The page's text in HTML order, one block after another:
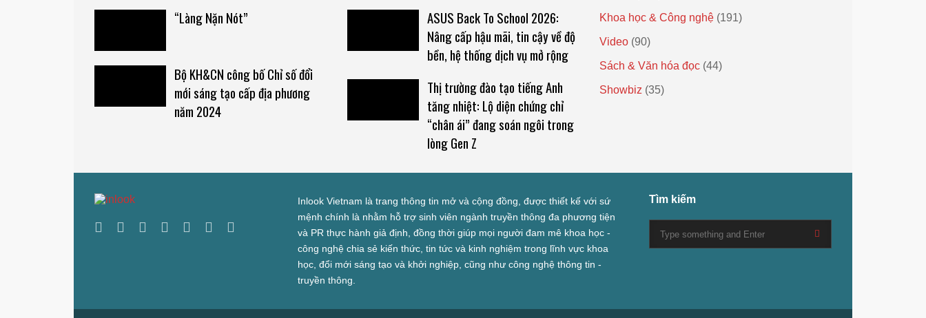
“Làng Nặn Nót”
Bộ KH&CN công bố Chỉ số đổi
mới sáng tạo cấp địa phương
năm 2024
ASUS Back To School 2026:
Nâng cấp hậu mãi, tin cậy về độ
bền, hệ thống dịch vụ mở rộng
Thị trường đào tạo tiếng Anh
tăng nhiệt: Lộ diện chứng chỉ
“chân ái” đang soán ngôi trong
lòng Gen Z
Khoa học & Công nghệ (191)
Video (90)
Sách & Văn hóa đọc (44)
Showbiz (35)
Inlook Vietnam là trang thông tin mở và cộng đồng, được thiết kế với sứ
mệnh chính là nhằm hỗ trợ sinh viên ngành truyền thông đa phương tiện
và PR thực hành giả định, đồng thời giúp mọi người đam mê khoa học -
công nghệ chia sẻ kiến thức, tin tức và kinh nghiệm trong lĩnh vực khoa
học, đổi mới sáng tạo và khởi nghiệp, cũng như công nghệ thông tin -
truyền thông.
Tìm kiếm